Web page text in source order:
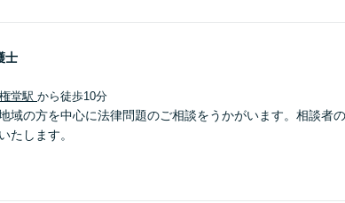
士
権堂駅 から徒歩10分
域の方を中心に法律問題のご相談をうかがいます。相談者
たします。